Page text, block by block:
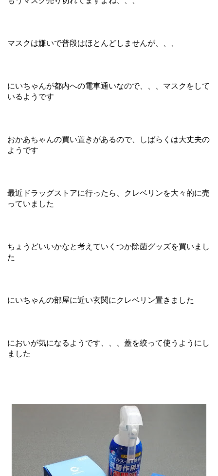
マスクは嫌いで普段はほとんどしませんが、、、
にいちゃんが都内への電車通いなので、、、マスクをして
いるようです
おかあちゃんの買い置きがあるので、しばらくは大丈夫の
ようです
最近ドラッグストアに行ったら、クレベリンを大々的に売
っていました
ちょうどいいかなと考えていくつか除菌グッズを買いまし
た
にいちゃんの部屋に近い玄関にクレベリン置きました
においが気になるようです、、、蓋を絞って使うようにし
ました